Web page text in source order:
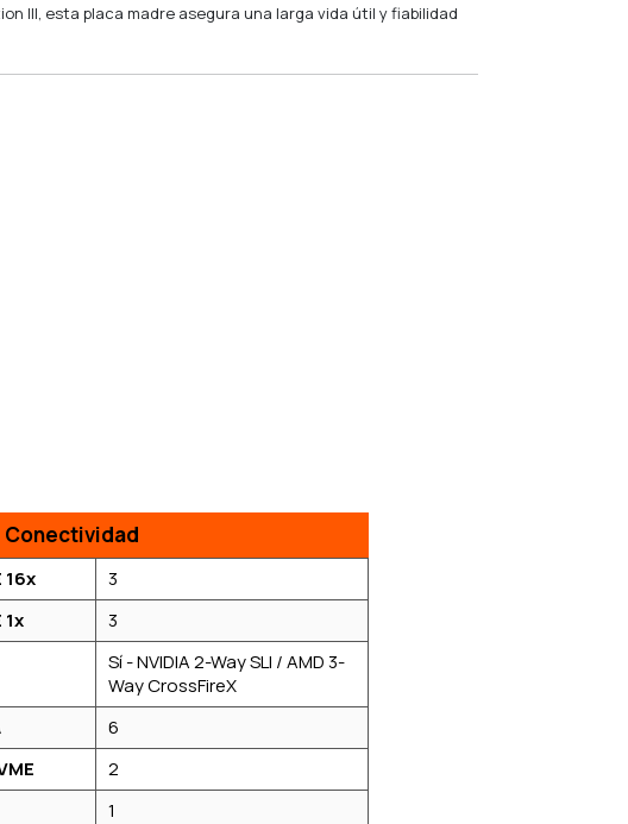
III, esta placa madre asegura una larga vida útil y fiabilidad
Conectividad
3
3
Sí - NVIDIA 2-Way SLI / AMD 3-
Way CrossFireX
6
2
1